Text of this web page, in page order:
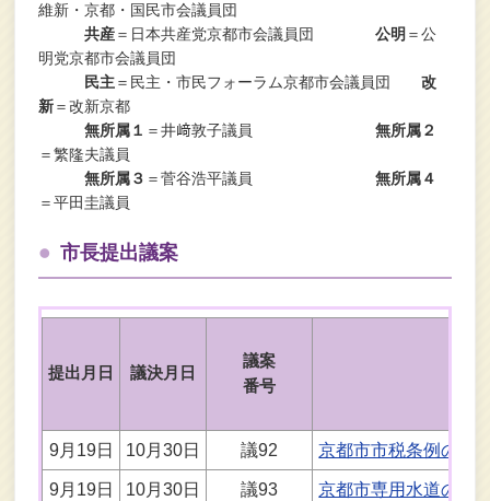
維新・京都・国民市会議員団
共産＝日本共産党京都市会議員団公明 ＝公
明党京都市会議員団
民主＝民主・市民フォーラム京都市会議員団改
新＝改新京都
無所属１ ＝井﨑敦子議員無所属２
＝繁隆夫議員
無所属３ ＝菅谷浩平議員無所属４
＝平田圭議員
市長提出議案
提出月日 議決月日
議案
番号
9月19日 10月30日 議92 京都市市税条例の一
9月19日 10月30日 議93 京都市専用水道の水